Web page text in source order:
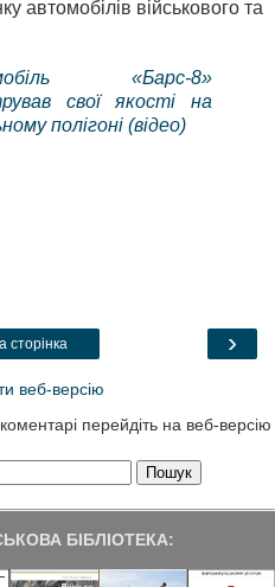
автомобілів військового та
«Барс-8»
свої якості на
полігоні (відео)
›
сторінка
веб-версію
перейдіть на веб-версію
БІБЛІОТЕКА: